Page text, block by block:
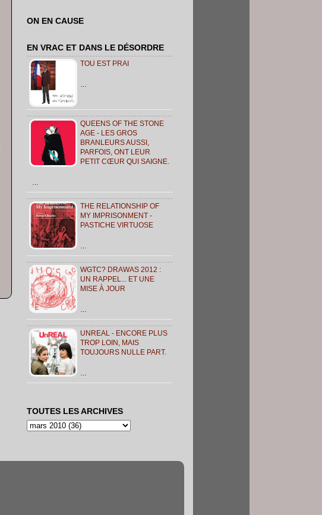
ON EN CAUSE
EN VRAC ET DANS LE DÉSORDRE
TOU EST PRAI
QUEENS OF THE STONE
AGE - LES GROS
BRANLEURS AUSSI,
PARFOIS, ONT LEUR
PETIT CŒUR QUI SAIGNE.
THE RELATIONSHIP OF
MY IMPRISONMENT -
PASTICHE VIRTUOSE
WGTC? DRAWAS 2012 :
UN RAPPEL... ET UNE
MISE À JOUR
UNREAL - ENCORE PLUS
TROP LOIN, MAIS
TOUJOURS NULLE PART.
TOUTES LES ARCHIVES